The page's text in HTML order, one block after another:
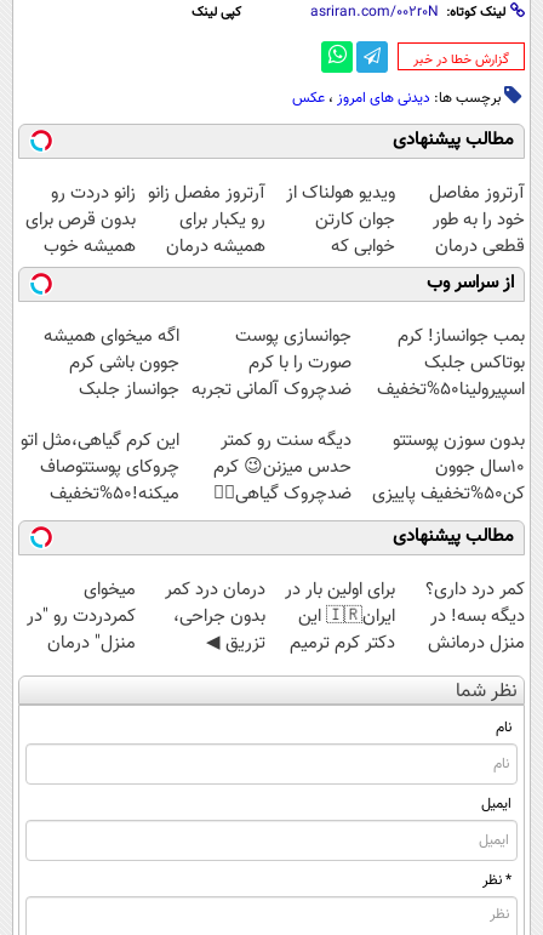
لینک کوتاه: کپی لینک
‌گزارش خطا در خبر
برچسب ها: دیدنی های امروز ، عکس
مطالب پیشنهادی
آرتروز مفاصل
خود را به طور
قطعی درمان
کنید!
◗پرسش‌نامه◖
ویدیو هولناک از
جوان کارتن
خوابی که
میلیاردر شد.
آموزش رایگان
آرتروز مفصل زانو
رو یکبار برای
همیشه درمان
کن!
◗پرسش‌نامه◖
زانو دردت رو
بدون قرص برای
همیشه خوب
کن! (قدم اول،
پرسش‌نامه)
از سراسر وب
بمب جوانساز! کرم
بوتاکس جلبک
اسپیرولینا50%تخفیف
جوانسازی پوست
صورت را با کرم
ضدچروک آلمانی تجربه
اگه میخوای همیشه
جوون باشی کرم
جوانساز جلبک
بدون سوزن پوستتو
10سال جوون
کن50%تخفیف پاییزی
دیگه سنت رو کمتر
حدس میزنن😉 کرم
ضدچروک گیاهی👈🏻
45%تخفیف
این کرم گیاهی،مثل اتو
چروکای پوستتوصاف
میکنه!50%تخفیف
مطالب پیشنهادی
کمر درد داری؟
دیگه بسه! در
منزل درمانش
کن
(◀پرسش‌نامه)
برای اولین بار در
ایران🇮🇷 این
دکتر کرم ترمیم
کننده 23 روزه
ساخت!
درمان درد کمر
بدون جراحی،
تزریق ◀
پرسش‌نامه رو پر
کن ▶
میخوای
کمردردت رو "در
منزل" درمان
کنی؟ (◂فیلم +
◂پرسش‌نامه)
نظر شما
نام
ایمیل
* نظر